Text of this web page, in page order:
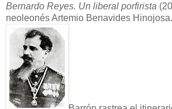
Bernardo Reyes. Un liberal porfirista
neoleonés Artemio Benavides Hinojosa.